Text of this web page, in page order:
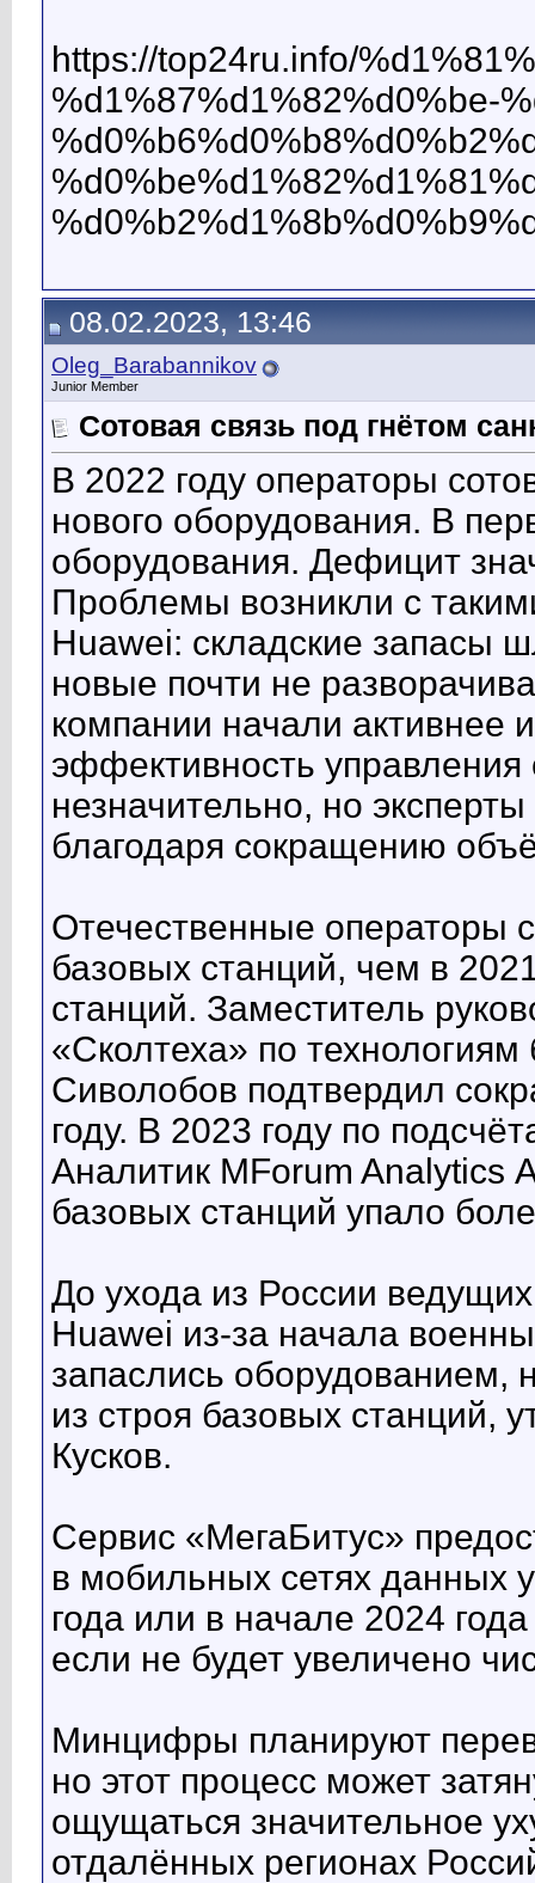
https://top24ru.info/
%d1%87%d1%82%d0%be-
08.02.2023, 13:46
Oleg_Barabannikov
Junior Member
Сотовая связь под гнётом
В 2022 году операторы
нового оборудования. В
оборудования. Дефицит
Проблемы возникли с
Huawei: складские запасы
новые почти не
компании начали активнее
эффективность управления
незначительно, но
благодаря сокращению
Отечественные операторы
базовых станций, чем в
станций. Заместитель
«Сколтеха» по
Сиволобов подтвердил
году. В 2023 году по
Аналитик MForum Analytics
базовых станций упало
До ухода из России
Huawei из-за начала
запаслись оборудованием,
из строя базовых станций,
Кусков.
Сервис «МегаБитус»
в мобильных сетях данных
года или в начале 2024
если не будет увеличено
Минцифры планируют
но этот процесс может
ощущаться значительное
отдалённых регионах